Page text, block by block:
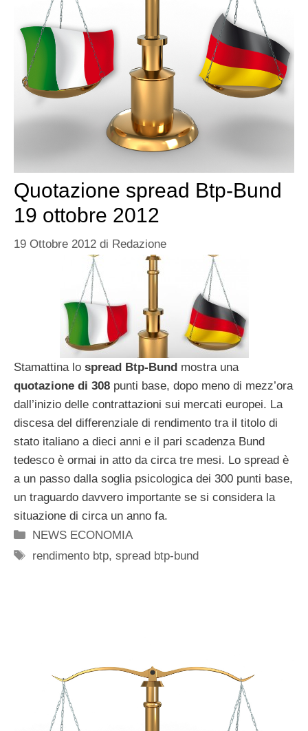
Quotazione spread Btp-Bund
19 ottobre 2012
19 Ottobre 2012 di Redazione
Stamattina lo spread Btp-Bund mostra una
quotazione di 308 punti base, dopo meno di mezz’ora
dall’inizio delle contrattazioni sui mercati europei. La
discesa del differenziale di rendimento tra il titolo di
stato italiano a dieci anni e il pari scadenza Bund
tedesco è ormai in atto da circa tre mesi. Lo spread è
a un passo dalla soglia psicologica dei 300 punti base,
un traguardo davvero importante se si considera la
situazione di circa un anno fa.
Categorie
NEWS ECONOMIA
Tag
rendimento btp,spread btp-bund